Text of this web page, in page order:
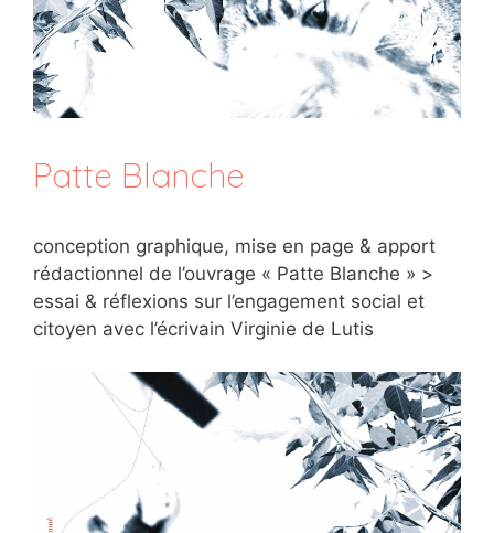
Patte Blanche
conception graphique, mise en page & apport
rédactionnel de l’ouvrage « Patte Blanche » >
essai & réflexions sur l’engagement social et
citoyen avec l’écrivain Virginie de Lutis